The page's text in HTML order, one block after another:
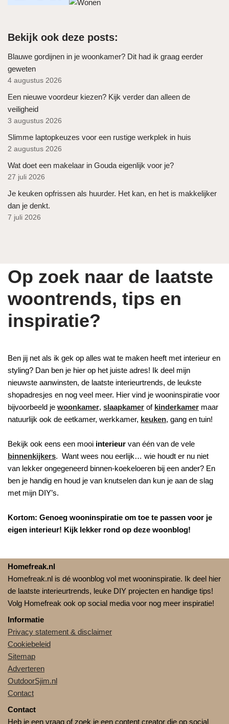
Bekijk ook deze posts:
Blauwe gordijnen in je woonkamer? Dit had ik graag eerder
geweten
4 augustus 2026
Een nieuwe voordeur kiezen? Kijk verder dan alleen de
veiligheid
3 augustus 2026
Slimme laptopkeuzes voor een rustige werkplek in huis
2 augustus 2026
Wat doet een makelaar in Gouda eigenlijk voor je?
27 juli 2026
Je keuken opfrissen als huurder. Het kan, en het is makkelijker
dan je denkt.
7 juli 2026
Op zoek naar de laatste
woontrends, tips en
inspiratie?
Ben jij net als ik gek op alles wat te maken heeft met interieur en
styling? Dan ben je hier op het juiste adres! Ik deel mijn
nieuwste aanwinsten, de laatste interieurtrends, de leukste
shopadresjes en nog veel meer. Hier vind je wooninspiratie voor
bijvoorbeeld je woonkamer, slaapkamer of kinderkamer maar
natuurlijk ook de eetkamer, werkkamer, keuken, gang en tuin!
Bekijk ook eens een mooi interieur van één van de vele
binnenkijkers. Want wees nou eerlijk… wie houdt er nu niet
van lekker ongegeneerd binnen-koekeloeren bij een ander? En
ben je handig en houd je van knutselen dan kun je aan de slag
met mijn DIY’s.
Kortom: Genoeg wooninspiratie om toe te passen voor je
eigen interieur! Kijk lekker rond op deze woonblog!
Homefreak.nl
Homefreak.nl is dé woonblog vol met wooninspiratie. Ik deel hier
de laatste interieurtrends, leuke DIY projecten en handige tips!
Volg Homefreak ook op social media voor nog meer inspiratie!
Informatie
Privacy statement & disclaimer
Cookiebeleid
Sitemap
Adverteren
OutdoorSjim.nl
Contact
Contact
Heb je een vraag of zoek je een content creator die op social